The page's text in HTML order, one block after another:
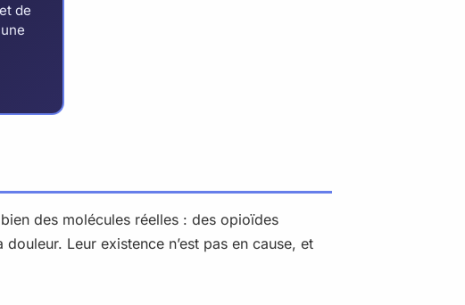
de
des molécules réelles : des opioïdes
Leur existence n’est pas en cause, et